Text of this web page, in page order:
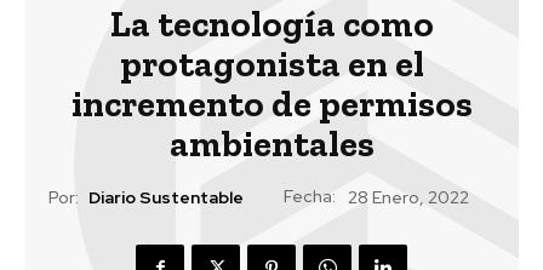
La tecnología como
protagonista en el
incremento de permisos
ambientales
Por: Diario Sustentable Fecha: 28 Enero, 2022